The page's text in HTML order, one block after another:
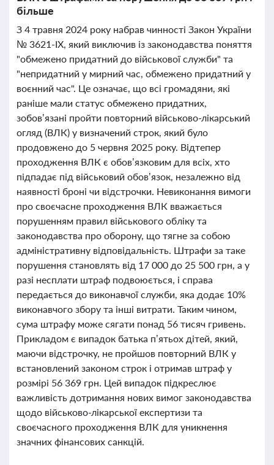
більше
З 4 травня 2024 року набрав чинності Закон України
№ 3621-IX, який виключив із законодавства поняття
"обмежено придатний до військової служби" та
"непридатний у мирний час, обмежено придатний у
воєнний час". Це означає, що всі громадяни, які
раніше мали статус обмежено придатних,
зобов’язані пройти повторний військово-лікарський
огляд (ВЛК) у визначений строк, який було
продовжено до 5 червня 2025 року. Відтепер
проходження ВЛК є обов’язковим для всіх, хто
підпадає під військовий обов’язок, незалежно від
наявності броні чи відстрочки. Невиконання вимоги
про своєчасне проходження ВЛК вважається
порушенням правил військового обліку та
законодавства про оборону, що тягне за собою
адміністративну відповідальність. Штрафи за таке
порушення становлять від 17 000 до 25 500 грн, а у
разі несплати штраф подвоюється, і справа
передається до виконавчої служби, яка додає 10%
виконавчого збору та інші витрати. Таким чином,
сума штрафу може сягати понад 56 тисяч гривень.
Прикладом є випадок батька п’ятьох дітей, який,
маючи відстрочку, не пройшов повторний ВЛК у
встановлений законом строк і отримав штраф у
розмірі 56 369 грн. Цей випадок підкреслює
важливість дотримання нових вимог законодавства
щодо військово-лікарської експертизи та
своєчасного проходження ВЛК для уникнення
значних фінансових санкцій.